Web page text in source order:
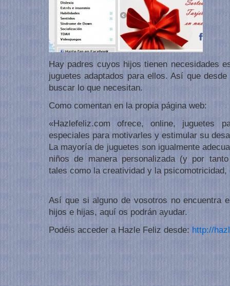
Hay padres cuyos hijos tienen necesidades
juguetes adaptados para ellos. Así que
buscar lo que necesitan.
Como comentan en la propia página web:
«Hazlefeliz.com ofrece, online, juguetes
especiales para motivarles y estimular su
La mayoría de juguetes son igualmente
niños de manera personalizada (y por
tales como la creatividad y la
Así que si alguno de vosotros no encuentra
hijos e hijas, aquí os podrán ayudar.
Podéis acceder a Hazle Feliz desde:http://